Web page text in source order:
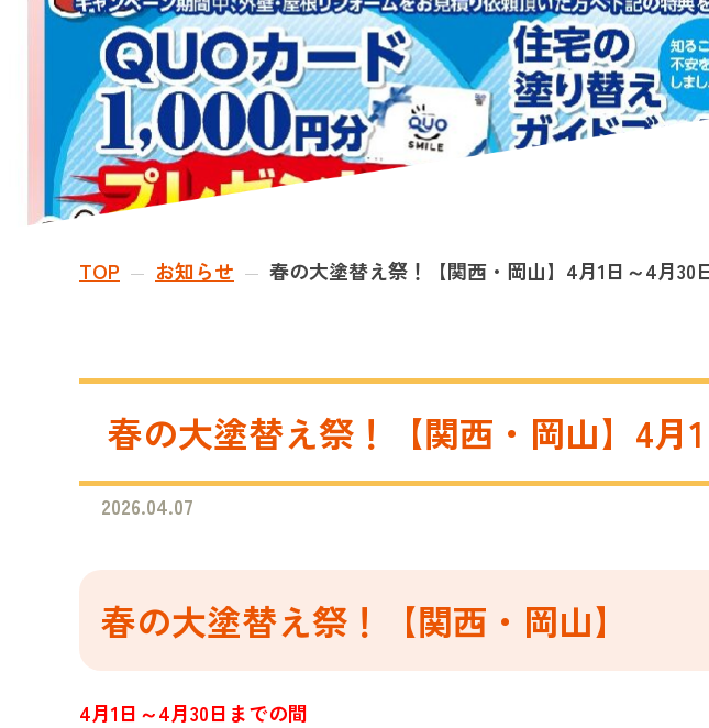
TOP — お知らせ — 春の大塗替え祭！【関西・岡山】4月1日～4月30
春の大塗替え祭！【関西・岡山】4月
2026.04.07
春の大塗替え祭！【関西・岡山】
4月1日～4月30日までの間